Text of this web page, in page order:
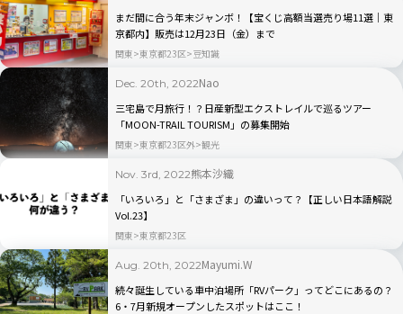
まだ間に合う年末ジャンボ！【宝くじ高額当選売り場11選｜東
京都内】販売は12月23日（金）まで
関東 東京都23区 豆知識
Dec. 20th, 2022Nao
三宅島で月旅行！？日産新型エクストレイルで巡るツアー
「MOON-TRAIL TOURISM」の募集開始
関東 東京都23区外 観光
Nov. 3rd, 2022熊本沙織
「いろいろ」と「さまざま」の違いって？【正しい日本語解説
Vol.23】
関東 東京都23区
Aug. 20th, 2022Mayumi.W
続々誕生している車中泊場所「RVパーク」ってどこにあるの？
6・7月新規オープンしたスポットはここ！